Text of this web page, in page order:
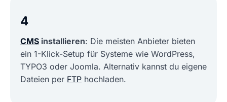
4
CMS installieren: Die meisten Anbieter bieten
ein 1-Klick-Setup für Systeme wie WordPress,
TYPO3 oder Joomla. Alternativ kannst du eigene
Dateien per FTP hochladen.